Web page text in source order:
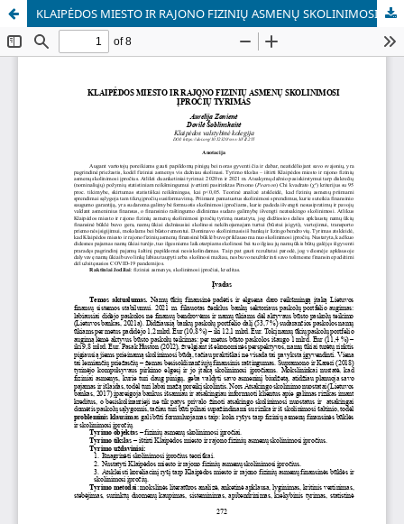
KLAIPĖDOS MIESTO IR RAJONO FIZINIŲ ASMENŲ SKOLINIMOSI ĮPROČIŲ TYRIMAS